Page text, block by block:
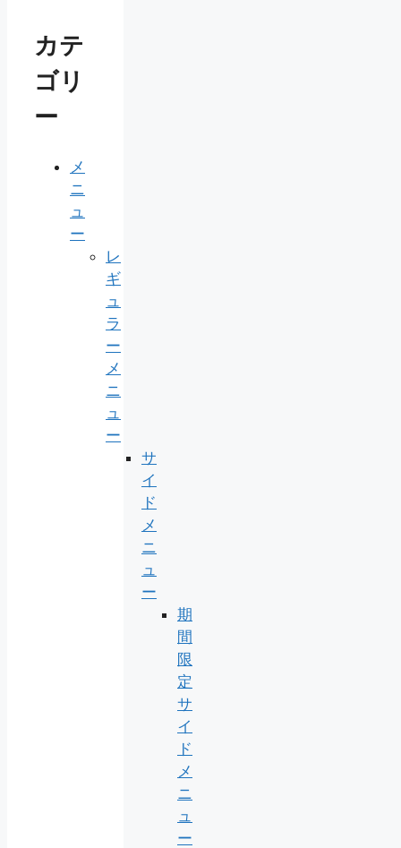
カテ
ゴリ
ー
メ
ニ
ュ
ー
レ
ギ
ュ
ラ
ー
メ
ニ
ュ
ー
サ
イ
ド
メ
ニ
ュ
ー
期
間
限
定
サ
イ
ド
メ
ニ
ュ
ー